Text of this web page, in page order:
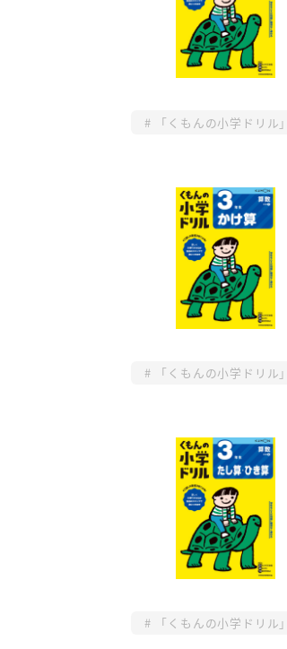
「くもんの小学ドリル
「くもんの小学ドリル
「くもんの小学ドリル